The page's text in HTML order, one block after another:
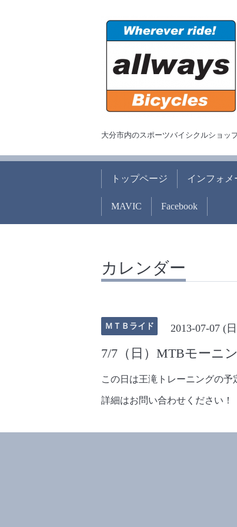
大分市内のスポーツバイシクルショッ
トップページ インフォメ
MAVIC Facebook
カレンダー
ＭＴＢライド 2013-07-07 (
7/7（日）MTBモーニ
この日は王滝トレーニングの予
詳細はお問い合わせください！